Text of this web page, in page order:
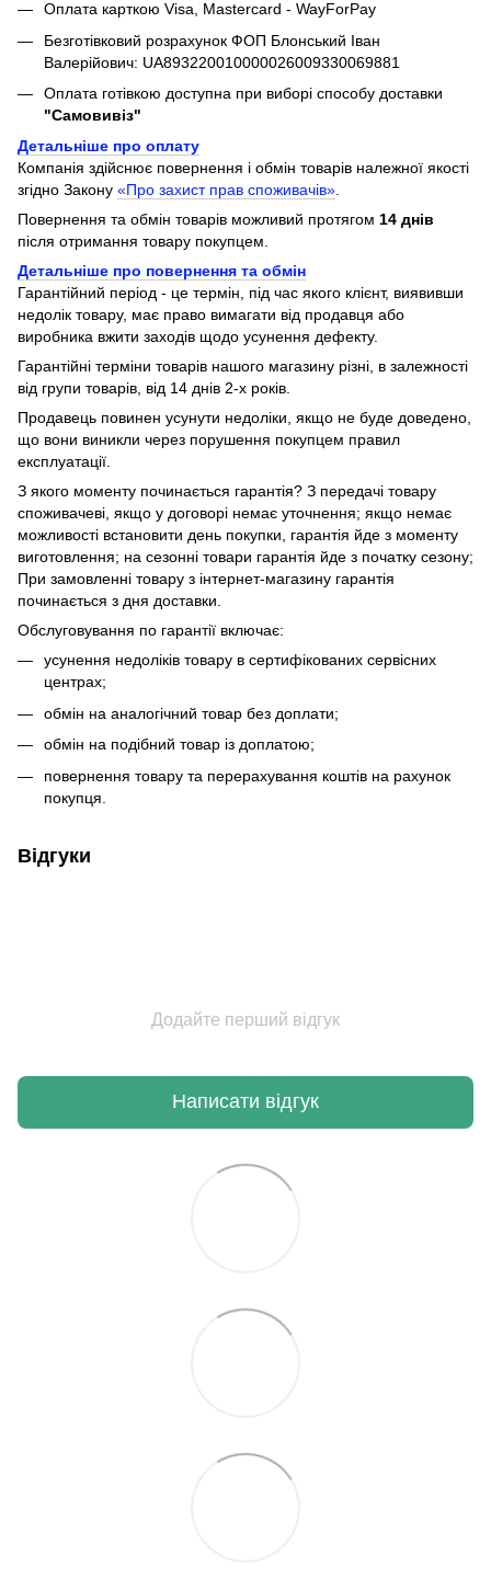
Оплата карткою Visa, Mastercard - WayForPay
Безготівковий розрахунок ФОП Блонський Іван
Валерійович: UA893220010000026009330069881
Оплата готівкою доступна при виборі способу доставки
"Самовивіз"
Детальніше про оплату
Компанія здійснює повернення і обмін товарів належної якості
згідно Закону «Про захист прав споживачів».
Повернення та обмін товарів можливий протягом 14 днів
після отримання товару покупцем.
Детальніше про повернення та обмін
Гарантійний період - це термін, під час якого клієнт, виявивши
недолік товару, має право вимагати від продавця або
виробника вжити заходів щодо усунення дефекту.
Гарантійні терміни товарів нашого магазину різні, в залежності
від групи товарів, від 14 днів 2-х років.
Продавець повинен усунути недоліки, якщо не буде доведено,
що вони виникли через порушення покупцем правил
експлуатації.
З якого моменту починається гарантія? З передачі товару
споживачеві, якщо у договорі немає уточнення; якщо немає
можливості встановити день покупки, гарантія йде з моменту
виготовлення; на сезонні товари гарантія йде з початку сезону;
При замовленні товару з інтернет-магазину гарантія
починається з дня доставки.
Обслуговування по гарантії включає:
усунення недоліків товару в сертифікованих сервісних
центрах;
обмін на аналогічний товар без доплати;
обмін на подібний товар із доплатою;
повернення товару та перерахування коштів на рахунок
покупця.
Відгуки
Додайте перший відгук
Написати відгук